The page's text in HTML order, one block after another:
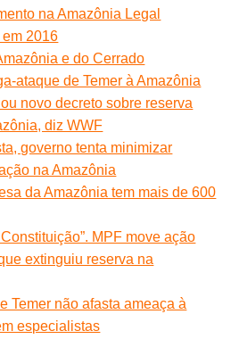
na Amazônia Legal
2016
e do Cerrado
ataque de Temer à Amazônia
novo decreto sobre reserva
diz WWF
governo tenta minimizar
na Amazônia
da Amazônia tem mais de 600
MPF move ação
extinguiu reserva na
Temer não afasta ameaça à
especialistas